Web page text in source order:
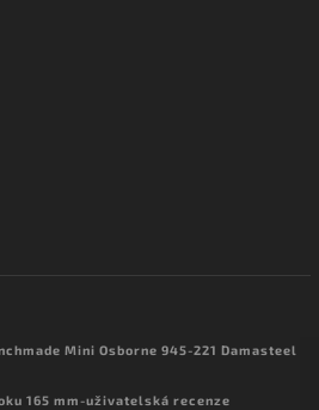
Mini Osborne 945-221 Damasteel
165 mm-uživatelská recenze